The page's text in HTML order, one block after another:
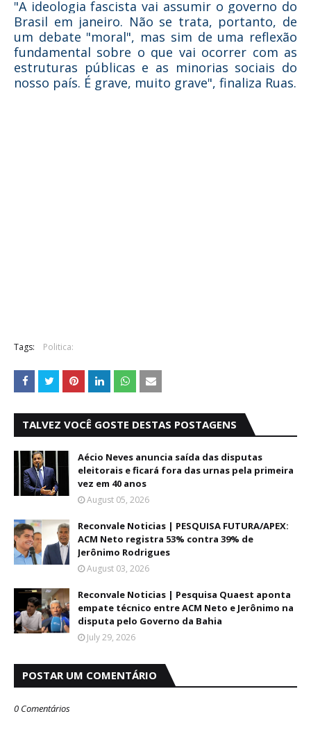
"A ideologia fascista vai assumir o governo do
Brasil em janeiro. Não se trata, portanto, de
um debate "moral", mas sim de uma reflexão
fundamental sobre o que vai ocorrer com as
estruturas públicas e as minorias sociais do
nosso país. É grave, muito grave", finaliza Ruas.
Tags: Politica:
TALVEZ VOCÊ GOSTE DESTAS POSTAGENS
Aécio Neves anuncia saída das disputas
eleitorais e ficará fora das urnas pela primeira
vez em 40 anos
August 05, 2026
Reconvale Noticias | PESQUISA FUTURA/APEX:
ACM Neto registra 53% contra 39% de
Jerônimo Rodrigues
August 03, 2026
Reconvale Noticias | Pesquisa Quaest aponta
empate técnico entre ACM Neto e Jerônimo na
disputa pelo Governo da Bahia
July 29, 2026
POSTAR UM COMENTÁRIO
0 Comentários